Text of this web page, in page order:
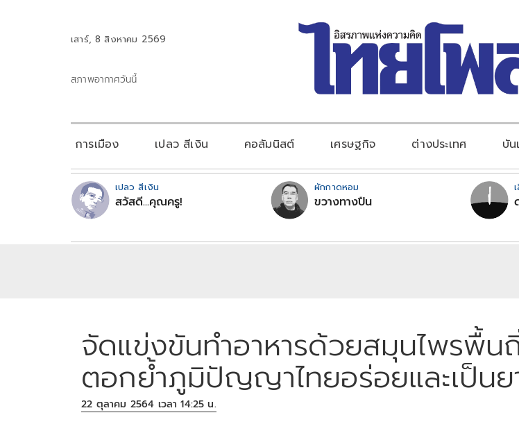
เสาร์, 8 สิงหาคม 2569
สภาพอากาศวันนี้
การเมือง เปลว สีเงิน คอลัมนิสต์ เศรษฐกิจ ต่างประเทศ บัน
เปลว สีเงิน
สวัสดี...คุณครู!
ผักกาดหอม
ขวางทางปืน
จัดแข่งขันทำอาหารด้วยสมุนไพรพื้น
ตอกย้ำภูมิปัญญาไทยอร่อยและเป็นย
22 ตุลาคม 2564 เวลา 14:25 น.